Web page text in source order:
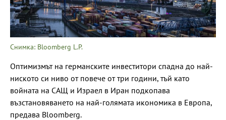
Снимка: Bloomberg L.P.
Оптимизмът на германските инвеститори спадна до най-
ниското си ниво от повече от три години, тъй като
войната на САЩ и Израел в Иран подкопава
възстановяването на най-голямата икономика в Европа,
предава Bloomberg.